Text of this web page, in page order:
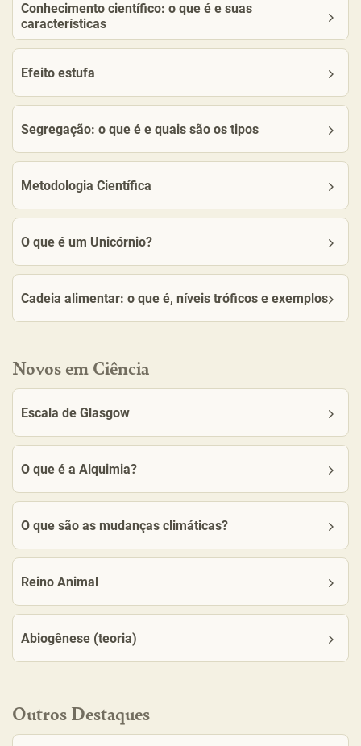
Conhecimento científico: o que é e suas
características
Efeito estufa
Segregação: o que é e quais são os tipos
Metodologia Científica
O que é um Unicórnio?
Cadeia alimentar: o que é, níveis tróficos e exemplos
Novos em Ciência
Escala de Glasgow
O que é a Alquimia?
O que são as mudanças climáticas?
Reino Animal
Abiogênese (teoria)
Outros Destaques